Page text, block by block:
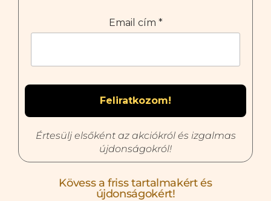
Email cím *
Értesülj elsőként az akciókról és izgalmas
újdonságokról!
Kövess a friss tartalmakért és
újdonságokért!